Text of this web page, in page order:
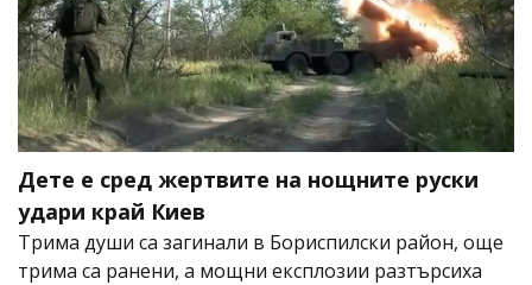
Дете е сред жертвите на нощните руски
удари край Киев
Трима души са загинали в Бориспилски район, още
трима са ранени, а мощни експлозии разтърсиха